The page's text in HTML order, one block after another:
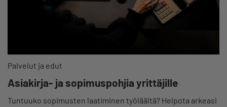
Palvelut ja edut
Asiakirja- ja sopimuspohjia yrittäjille
Tuntuuko sopimusten laatiminen työläältä? Helpota arkeasi